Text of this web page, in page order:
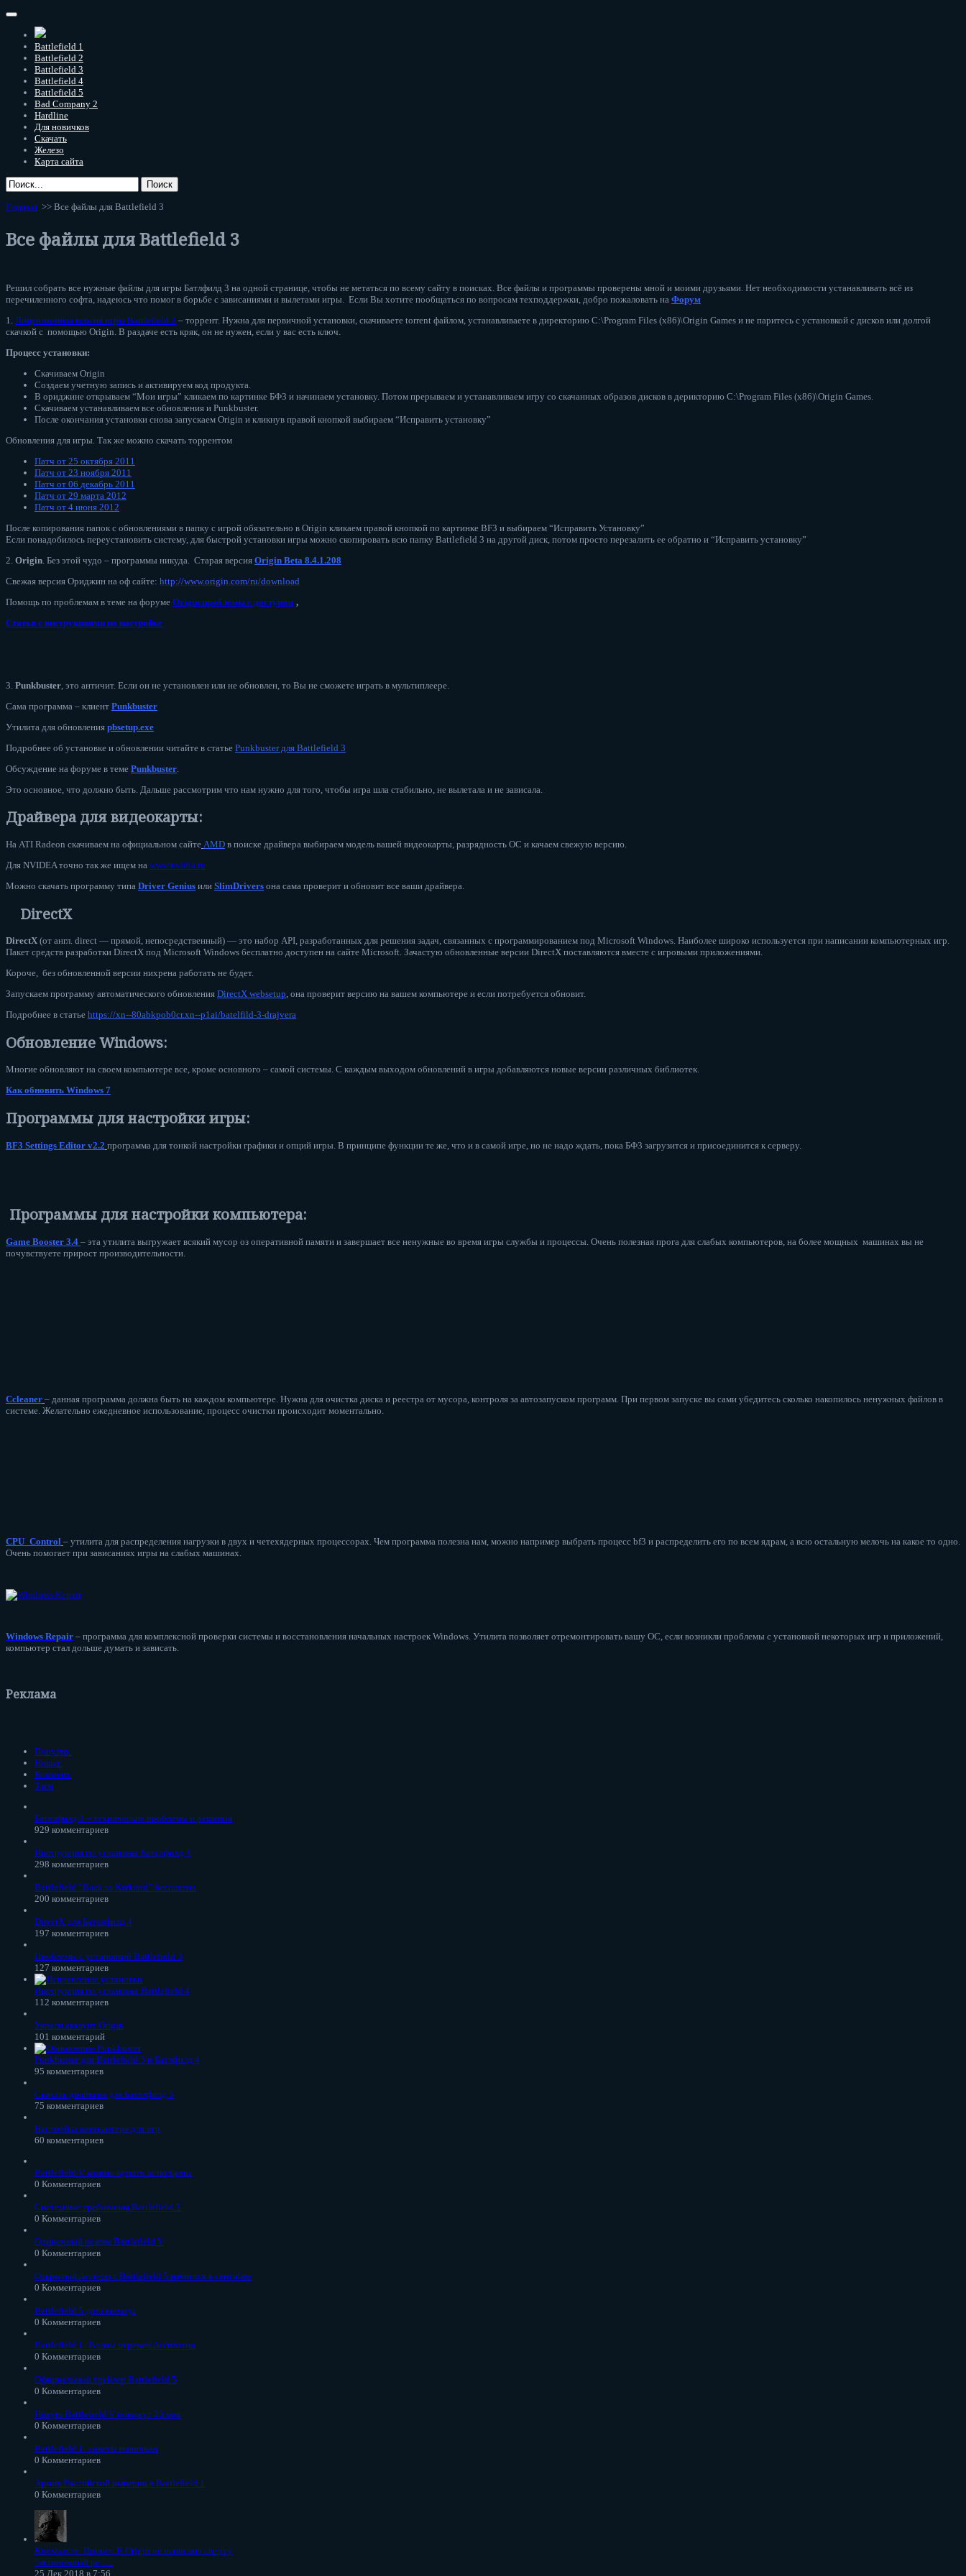
Battlefield 1
Battlefield 2
Battlefield 3
Battlefield 4
Battlefield 5
Bad Company 2
Hardline
Для новичков
Скачать
Железо
Карта сайта
Главная >> Все файлы для Battlefield 3
Все файлы для Battlefield 3
Решил собрать все нужные файлы для игры Батлфилд 3 на одной странице, чтобы не метаться по всему сайту в поисках. Все файлы и программы проверены мной и моими друзьями. Нет необходимости устанавливать всё из
перечиленного софта, надеюсь что помог в борьбе с зависаниями и вылетами игры. Если Вы хотите пообщаться по вопросам техподдержки, добро пожаловать на Форум
1. Лицензионная версия игры Battlefield 3 – торрент. Нужна для первичной установки, скачиваете torrent файлом, устанавливаете в директорию C:\Program Files (x86)\Origin Games и не паритесь с установкой с дисков или долгой
скачкой с помощью Origin. В раздаче есть кряк, он не нужен, если у вас есть ключ.
Процесс установки:
Скачиваем Origin
Создаем учетную запись и активируем код продукта.
В ориджине открываем “Мои игры” кликаем по картинке БФ3 и начинаем установку. Потом прерываем и устанавливаем игру со скачанных образов дисков в дерикторию C:\Program Files (x86)\Origin Games.
Скачиваем устанавливаем все обновления и Punkbuster.
После окончания установки снова запускаем Origin и кликнув правой кнопкой выбираем “Исправить установку”
Обновления для игры. Так же можно скачать торрентом
Патч от 25 октября 2011
Патч от 23 ноября 2011
Патч от 06 декабрь 2011
Патч от 29 марта 2012
Патч от 4 июня 2012
После копирования папок с обновлениями в папку с игрой обязательно в Origin кликаем правой кнопкой по картинке BF3 и выбираем “Исправить Установку”
Если понадобилось переустановить систему, для быстрой установки игры можно скопировать всю папку Battlefield 3 на другой диск, потом просто перезалить ее обратно и “Исправить установку”
2. Origin . Без этой чудо – программы никуда. Старая версия Origin Beta 8.4.1.208
Свежая версия Ориджин на оф сайте: http://www.origin.com/ru/download
Помощь по проблемам в теме на форуме Origin проблемы с доступом ,
Статья с инструкциями по настройке
3. Punkbuster , это античит. Если он не установлен или не обновлен, то Вы не сможете играть в мультиплеере.
Сама программа – клиент Punkbuster
Утилита для обновления pbsetup.exe
Подробнее об установке и обновлении читайте в статье Punkbuster для Battlefield 3
Обсуждение на форуме в теме Punkbuster
Это основное, что должно быть. Дальше рассмотрим что нам нужно для того, чтобы игра шла стабильно, не вылетала и не зависала.
Драйвера для видеокарты:
На ATI Radeon скачиваем на официальном сайте AMD в поиске драйвера выбираем модель вашей видеокарты, разрядность ОС и качаем свежую версию.
Для NVIDEA точно так же ищем на www.nvidia.ru
Можно скачать программу типа Driver Genius или SlimDrivers она сама проверит и обновит все ваши драйвера.
DirectX
DirectX (от англ. direct — прямой, непосредственный) — это набор API, разработанных для решения задач, связанных с программированием под Microsoft Windows. Наиболее широко используется при написании компьютерных игр.
Пакет средств разработки DirectX под Microsoft Windows бесплатно доступен на сайте Microsoft. Зачастую обновленные версии DirectX поставляются вместе с игровыми приложениями.
Короче, без обновленной версии нихрена работать не будет.
Запускаем программу автоматического обновления DirectX websetup, она проверит версию на вашем компьютере и если потребуется обновит.
Подробнее в статье https://xn--80abkpob0cr.xn--p1ai/batelfild-3-drajvera
Обновление Windows:
Многие обновляют на своем компьютере все, кроме основного – самой системы. С каждым выходом обновлений в игры добавляются новые версии различных библиотек.
Как обновить Windows 7
Программы для настройки игры:
BF3 Settings Editor v2.2 программа для тонкой настройки графики и опций игры. В принципе функции те же, что и в самой игре, но не надо ждать, пока БФ3 загрузится и присоединится к серверу.
Программы для настройки компьютера:
Game Booster 3.4 – эта утилита выгружает всякий мусор оз оперативной памяти и завершает все ненужные во время игры службы и процессы. Очень полезная прога для слабых компьютеров, на более мощных машинах вы не
почувствуете прирост производительности.
Ccleaner – данная программа должна быть на каждом компьютере. Нужна для очистка диска и реестра от мусора, контроля за автозапуском программ. При первом запуске вы сами убедитесь сколько накопилось ненужных файлов в
системе. Желательно ежедневное использование, процесс очистки происходит моментально.
CPU_Control – утилита для распределения нагрузки в двух и четехядерных процессорах. Чем программа полезна нам, можно например выбрать процесс bf3 и распределить его по всем ядрам, а всю остальную мелочь на какое то одно.
Очень помогает при зависаниях игры на слабых машинах.
Windows Repair – программа для комплексной проверки системы и восстановления начальных настроек Windows. Утилита позволяет отремонтировать вашу ОС, если возникли проблемы с установкой некоторых игр и приложений,
компьютер стал дольше думать и зависать.
Реклама
Популяр.
Новые
Коммент.
Тэги
Бателфилд 3 – технические проблемы и решения
929 комментариев
Инструкция по установке Бателфилд 3
298 комментариев
Battlefield “Back to Karkand” бесплатно
200 комментариев
DirectX для Бателфилд 4
197 комментариев
Проблемы с установкой Battlefield 3
127 комментариев
Инструкция по установке Battlefield 4
112 комментариев
Украли аккаунт Origin
101 комментарий
Punkbuster для Battlefield 3 и Батлфилд 4
95 комментариев
Скачать драйвера для Бателфилд 3
75 комментариев
Настройка компьютера для игр
60 комментариев
Battlefield V можно купить за полцены
0 Комментариев
Системные требования Battlefield 5
0 Комментариев
Одиночный режим Battlefield V
0 Комментариев
Открытый бета-тест Battlefield 5 начнется в сентябре
0 Комментариев
Battlefield 5 дата выхода
0 Комментариев
Battlefield 1: Волны перемен бесплатно
0 Комментариев
Официальный трейлер Battlefield 5
0 Комментариев
Новую Battlefield V покажут 23 мая
0 Комментариев
Battlefield 1: советы новичкам
0 Комментариев
Армия Российской империи в Battlefield 1
0 Комментариев
Konstantin: Привет. В Origin не написано сверху
"автономный ре......
25 Дек 2018 в 7:56